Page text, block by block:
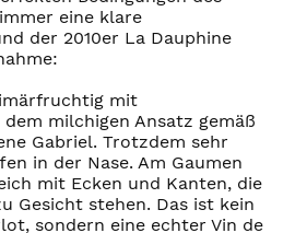
eine klare
der 2010er La Dauphine
mit
milchigen Ansatz gemäß
Gabriel. Trotzdem sehr
in der Nase. Am Gaumen
mit Ecken und Kanten, die
Gesicht stehen. Das ist kein
sondern eine echter Vin de